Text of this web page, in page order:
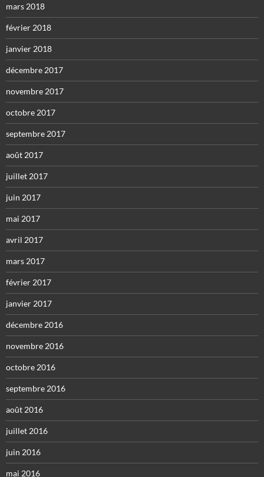
mars 2018
février 2018
janvier 2018
décembre 2017
novembre 2017
octobre 2017
septembre 2017
août 2017
juillet 2017
juin 2017
mai 2017
avril 2017
mars 2017
février 2017
janvier 2017
décembre 2016
novembre 2016
octobre 2016
septembre 2016
août 2016
juillet 2016
juin 2016
mai 2016